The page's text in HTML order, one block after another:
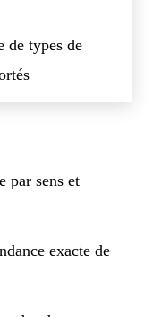
de types de
par sens et
exacte de